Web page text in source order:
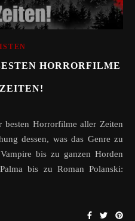
HORRORFILME
dessen, was das Genre zu
bis zu ganzen Horden
bis zu Roman Polanski: